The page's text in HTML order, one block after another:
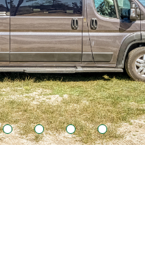
3 4 5 6